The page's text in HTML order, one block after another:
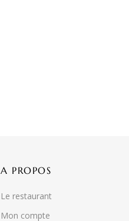
A PROPOS
Le restaurant
Mon compte